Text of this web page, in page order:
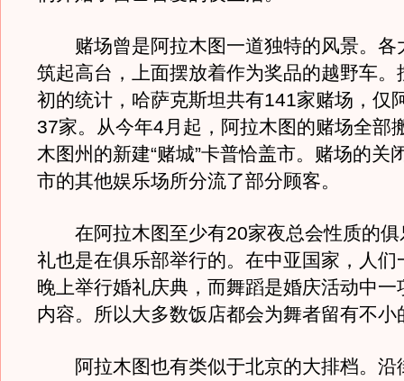
赌场曾是阿拉木图一道独特的风景。各
筑起高台，上面摆放着作为奖品的越野车。
初的统计，哈萨克斯坦共有141家赌场，仅
37家。从今年4月起，阿拉木图的赌场全部
木图州的新建“赌城”卡普恰盖市。赌场的关
市的其他娱乐场所分流了部分顾客。
在阿拉木图至少有20家夜总会性质的俱
礼也是在俱乐部举行的。在中亚国家，人们
晚上举行婚礼庆典，而舞蹈是婚庆活动中一
内容。所以大多数饭店都会为舞者留有不小
阿拉木图也有类似于北京的大排档。沿